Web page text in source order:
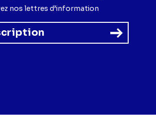
nos lettres d’information